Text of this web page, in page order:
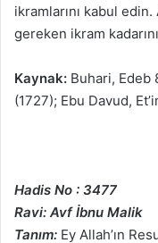
ikramlarını kabul
gereken ikram
Kaynak: Buhari, Edeb
(1727); Ebu Davud,
Hadis No : 3477
Ravi: Avf İbnu Malik
Tanım: Ey Allah’ın